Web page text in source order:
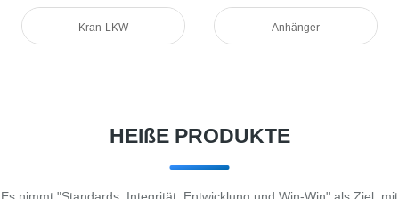
Kran-LKW Anhänger
HEIßE PRODUKTE